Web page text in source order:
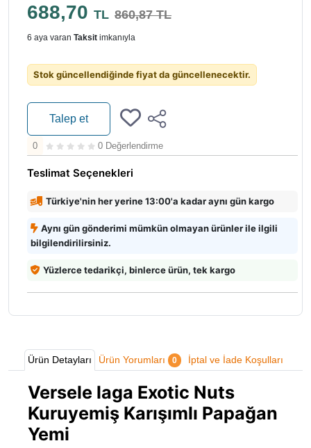
688,70 TL 860,87 TL
6 aya varan Taksit imkanıyla
Stok güncellendiğinde fiyat da güncellenecektir.
Talep et
0 0 Değerlendirme
Teslimat Seçenekleri
Türkiye'nin her yerine 13:00'a kadar aynı gün kargo
Aynı gün gönderimi mümkün olmayan ürünler ile ilgili
bilgilendirilirsiniz.
Yüzlerce tedarikçi, binlerce ürün, tek kargo
Ürün Detayları Ürün Yorumları 0 İptal ve İade Koşulları
Versele laga Exotic Nuts
Kuruyemiş Karışımlı Papağan
Yemi